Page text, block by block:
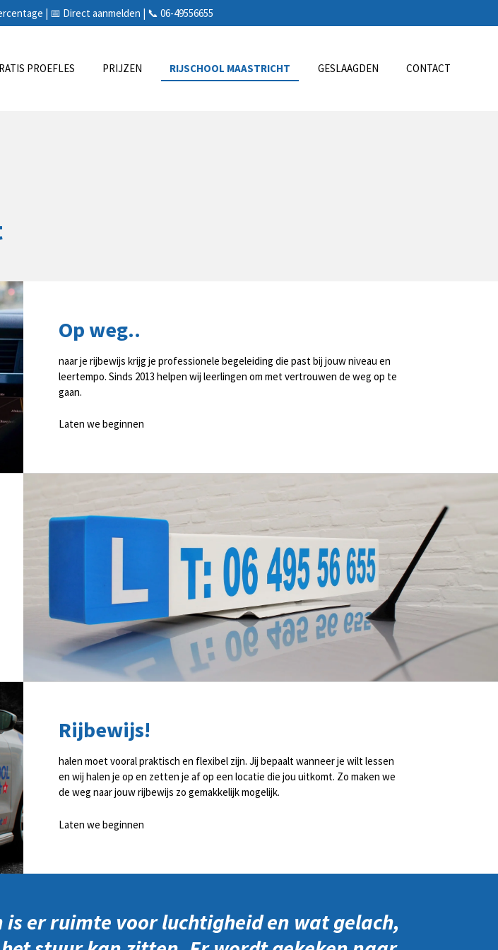
| 📅 Direct aanmelden | 📞 06-49556655
PROEFLES PRIJZEN RIJSCHOOL MAASTRICHT GESLAAGDEN CONTACT
Op weg..
naar je rijbewijs krijg je professionele begeleiding die past bij jouw niveau en
leertempo. Sinds 2013 helpen wij leerlingen om met vertrouwen de weg op te
gaan.
Laten we beginnen
Rijbewijs!
halen moet vooral praktisch en flexibel zijn. Jij bepaalt wanneer je wilt lessen
en wij halen je op en zetten je af op een locatie die jou uitkomt. Zo maken we
de weg naar jouw rijbewijs zo gemakkelijk mogelijk.
Laten we beginnen
is er ruimte voor luchtigheid en wat gelach,